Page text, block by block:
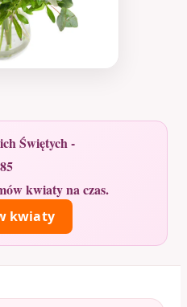
Świętych -
85
kwiaty na czas.
kwiaty